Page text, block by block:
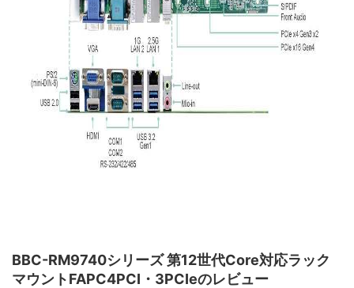
BBC-RM9740シリーズ 第12世代Core対応ラック
マウントFAPC4PCI・3PCIeのレビュー